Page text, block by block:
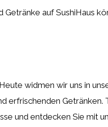
auf SushiHaus
widmen wir uns in
erfrischenden Getränken.
und entdecken Sie mit